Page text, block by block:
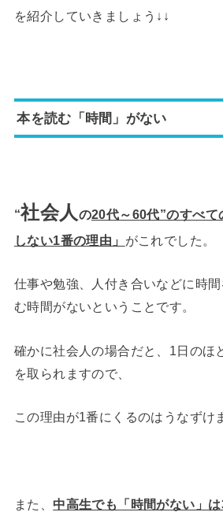
を紹介していきましょう↓↓
本を読む「時間」がない
“社会人 の20代～60代”のすべて
しない1番の理由」 がこれでした。
仕事や勉強、人付き合いなどに時
む時間がないということです。
確かに社会人の場合だと、1日のほ
を取られますので、
この理由が1番にくるのはうなずけ
また、 中高生でも「時間がない」